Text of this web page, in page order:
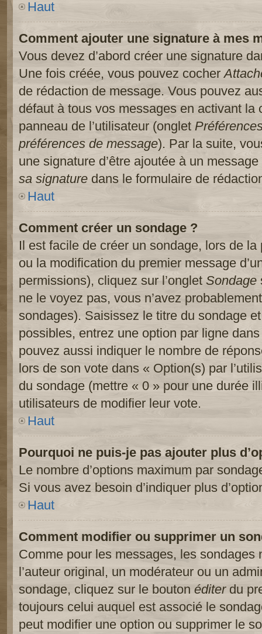
Haut
Comment ajouter une signature à mes
Vous devez d’abord créer une signature
Une fois créée, vous pouvez cocher
de rédaction de message. Vous pouvez
défaut à tous vos messages en activant la
panneau de l’utilisateur (onglet
préférences de message). Par la suite,
une signature d’être ajoutée à un
sa signature dans le formulaire de
Haut
Comment créer un sondage ?
Il est facile de créer un sondage, lors de la
ou la modification du premier message
permissions), cliquez sur l’onglet Sondage
ne le voyez pas, vous n’avez
sondages). Saisissez le titre du sondage
possibles, entrez une option par ligne
pouvez aussi indiquer le nombre de
lors de son vote dans « Option(s) par
du sondage (mettre « 0 » pour une durée
utilisateurs de modifier leur vote.
Haut
Pourquoi ne puis-je pas ajouter plus
Le nombre d’options maximum par
Si vous avez besoin d’indiquer plus
Haut
Comment modifier ou supprimer un
Comme pour les messages, les sondages
l’auteur original, un modérateur ou un
sondage, cliquez sur le bouton éditerdu
toujours celui auquel est associé le
peut modifier une option ou supprimer le